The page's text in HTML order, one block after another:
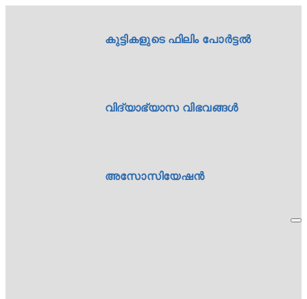
കുട്ടികളുടെ ഫിലിം പോർട്ടൽ
വിദ്യാഭ്യാസ വിഭവങ്ങൾ
അസോസിയേഷൻ